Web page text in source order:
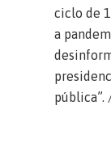
ciclo de
a